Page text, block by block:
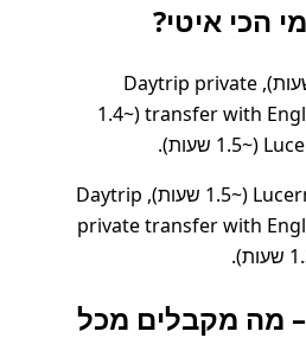
הכי איטי?
SBB (~1.3 שעות), Daytrip private
transfer with English speaking driver (~1.4
Lucernetransfers (~1.5 שעות), Daytrip
private transfer with
– מה מקבלים מכל